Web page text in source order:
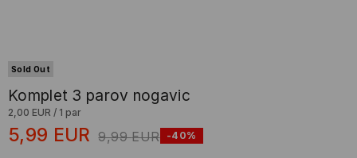
Sold Out
Komplet 3 parov nogavic
2,00 EUR / 1 par
5,99 EUR 9,99 EUR -40%